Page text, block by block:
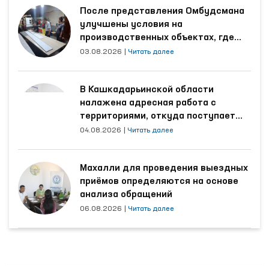
После представления Омбудсмана
улучшены условия на
производственных объектах, где
трудятся осуждённые
03.08.2026 Читать далее
В Кашкадарьинской области
налажена адресная работа с
территориями, откуда поступает
наибольшее количество обращений
04.08.2026 Читать далее
Махалли для проведения выездных
приёмов определяются на основе
анализа обращений
06.08.2026 Читать далее